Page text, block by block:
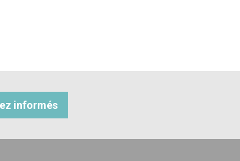
informés